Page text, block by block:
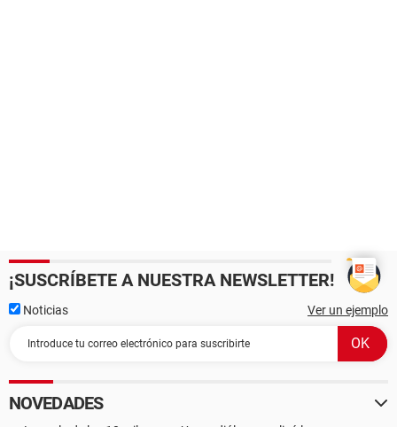
¡SUSCRÍBETE A NUESTRA NEWSLETTER!
Noticias Ver un ejemplo
NOVEDADES